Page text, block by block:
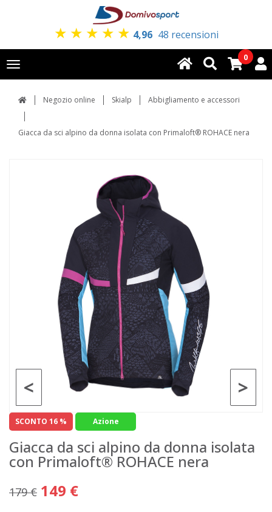
★ ★ ★ ★ ★ 4,96 48 recensioni
Toggle
navigation
0
Negozio online Skialp Abbigliamento e accessori
Giacca da sci alpino da donna isolata con Primaloft® ROHACE nera
>
<
SCONTO 16 % Azione
Giacca da sci alpino da donna isolata
con Primaloft® ROHACE nera
179 € 149 €